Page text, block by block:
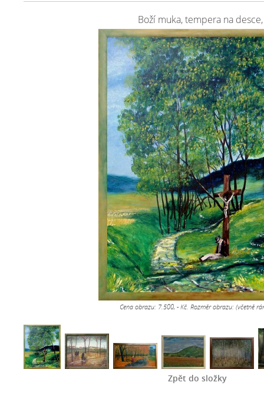
Boží muka, tempera na
Cena obrazu: 7.500, - Kč. Rozměr obrazu: (včetně
Zpět do složky